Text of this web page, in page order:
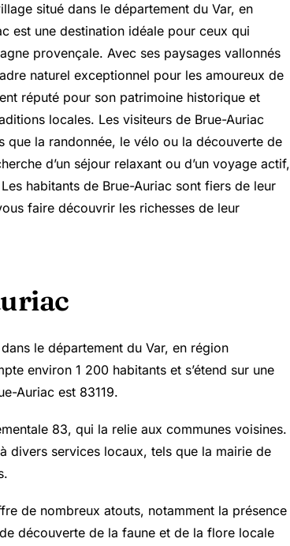
situé dans le département du Var, en
est une destination idéale pour ceux qui
provençale. Avec ses paysages vallonnés
naturel exceptionnel pour les amoureux de
réputé pour son patrimoine historique et
locales. Les visiteurs de Brue-Auriac
la randonnée, le vélo ou la découverte de
d’un séjour relaxant ou d’un voyage actif,
habitants de Brue-Auriac sont fiers de leur
faire découvrir les richesses de leur
le département du Var, en région
environ 1 200 habitants et s’étend sur une
Auriac est 83119.
83, qui la relie aux communes voisines.
divers services locaux, tels que la mairie de
de nombreux atouts, notamment la présence
découverte de la faune et de la flore locale